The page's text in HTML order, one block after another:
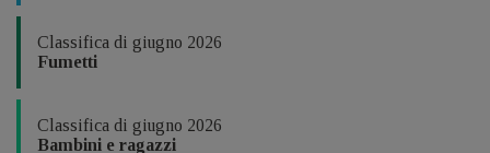
Classifica di giugno 2026
Fumetti
Classifica di giugno 2026
Bambini e ragazzi